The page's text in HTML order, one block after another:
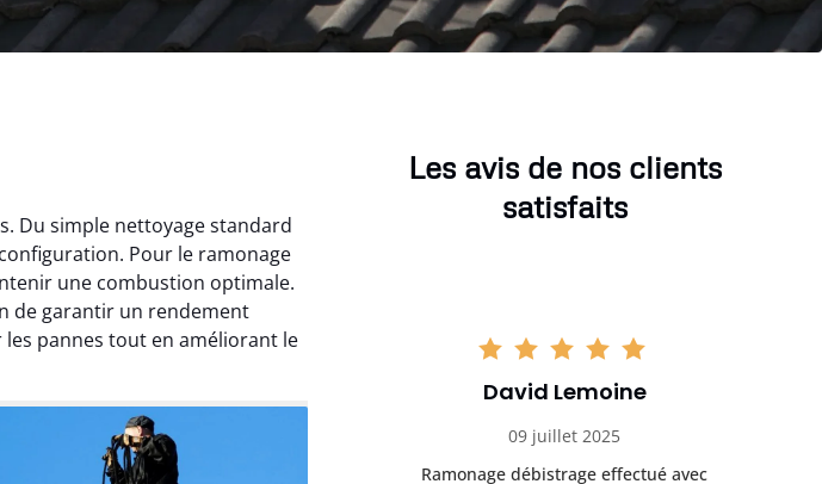
Du simple nettoyage standard
Pour le ramonage
une combustion optimale.
de garantir un rendement
les pannes tout en améliorant le
Les avis de nos clients
satisfaits
14 juin 2025
Très bon service de ramonage
David Lemoine
09 juillet 2025
Ramonage débistrage effectué avec